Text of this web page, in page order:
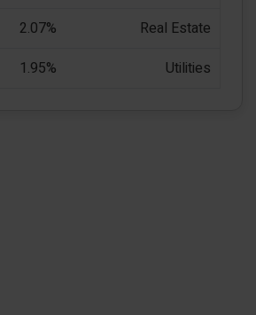
Real Estate
2.07%
Utilities
1.95%